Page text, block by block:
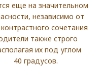
еще на значительном
независимо от
сочетания
также строго
их под углом
40 градусов.